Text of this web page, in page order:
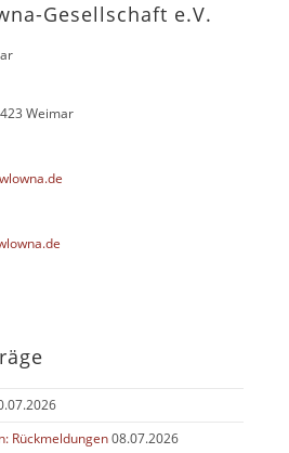
Gesellschaft e.V.
Weimar
Rückmeldungen 08.07.2026